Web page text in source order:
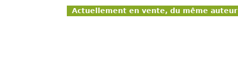
Actuellement en vente, du même auteur